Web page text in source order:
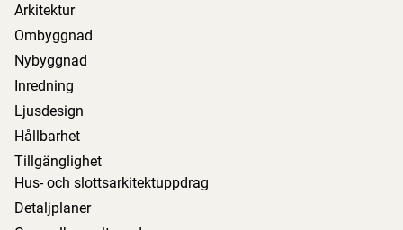
Arkitektur
Ombyggnad
Nybyggnad
Inredning
Ljusdesign
Hållbarhet
Tillgänglighet
Hus- och slottsarkitektuppdrag
Detaljplaner